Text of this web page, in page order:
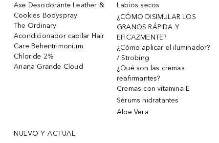
Axe Desodorante Leather &
Cookies Bodyspray
The Ordinary
Acondicionador capilar Hair
Care Behentrimonium
Chloride 2%
Ariana Grande Cloud
Labios secos
¿CÓMO DISIMULAR LOS
GRANOS RÁPIDA Y
EFICAZMENTE?
¿Cómo aplicar el iluminador?
/ Strobing
¿Qué son las cremas
reafirmantes?
Cremas con vitamina E
Sérums hidratantes
Aloe Vera
NUEVO Y ACTUAL